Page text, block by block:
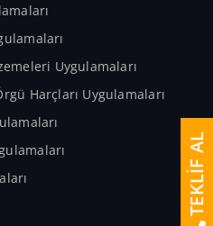
Uygulamaları
Harçları Uygulamaları
TEKLİF AL